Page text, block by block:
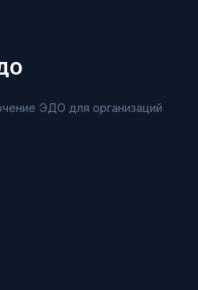
ЭДО для организаций